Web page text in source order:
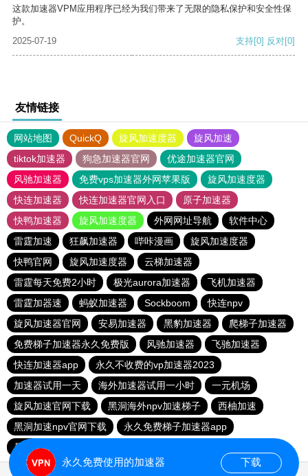
这款加速器VPM应用程序已经为我们带来了无限的隐私保护和安全性保
护。
2025-07-19
支持[0] 反对[0]
友情链接
网站地图 QuickQ 旋风加速度器
旋风加速
tiktok加速器
狗急加速器官网
优途加速器官网
风驰加速器
免费vps加速器外网苹果版
旋风加速度器
快连加速器
快连加速器官网入口
原子加速器
快鸭加速器
旋风加速度器 外网网址导航
软件中心
雷霆加速
狂飙加速器 哔咔漫画
旋风加速度器
快鸭官网
旋风加速度器
云梯加速器
雷霆每天免费2小时
极光aurora加速器
飞机加速器
雷霆加器速
蚂蚁加速器 Sockboom
快连npv
旋风加速器官网
安易加速器 黑豹加速器
爬梯子加速器
免费梯子加速器永久免费版
风驰加速器
飞驰加速器
快连加速器app
永久不收费的vp加速器2023
加速器试用一天
海外加速器试用一小时
一元机场
旋风加速官网下载
黑洞海外npv加速梯子
西柚加速
黑洞加速npv官网下载
永久免费梯子加速器app
暴雪加速器
永久免费使用的加速器 下载